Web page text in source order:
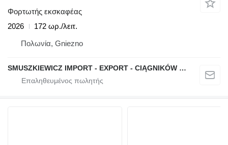
Φορτωτής εκσκαφέας
2026
172 ωρ./λειτ.
Πολωνία, Gniezno
SMUSZKIEWICZ IMPORT - EXPORT - CIĄGNIKÓW SIODŁOWYCH I NACZEP